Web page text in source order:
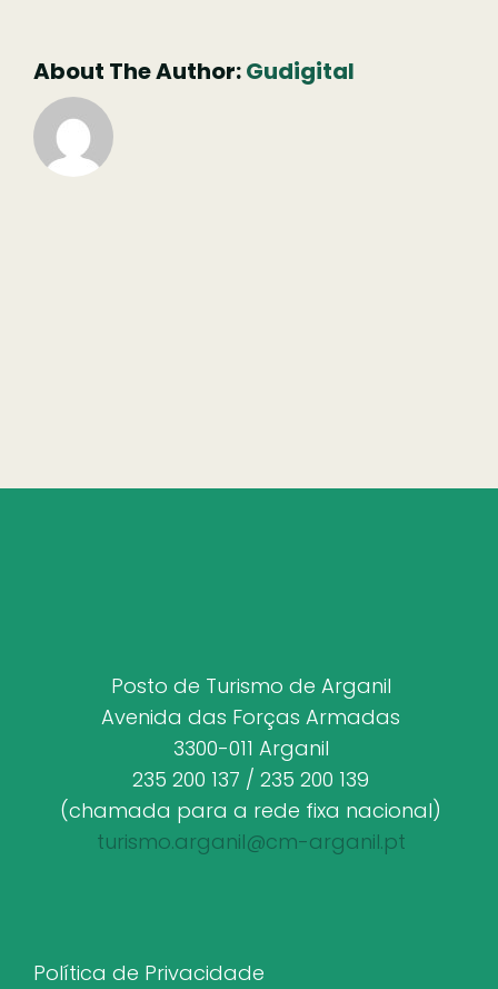
About The Author:Gudigital
Posto de Turismo de Arganil
Avenida das Forças Armadas
3300-011 Arganil
235 200 137 / 235 200 139
(chamada para a rede fixa nacional)
turismo.arganil@cm-arganil.pt
Política de Privacidade